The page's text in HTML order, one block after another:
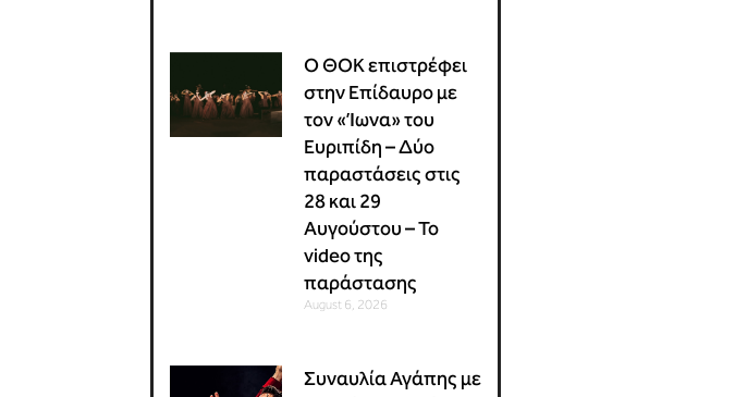
Ο ΘΟΚ επιστρέφει
στην Επίδαυρο με
τον «Ίωνα» του
Ευριπίδη – Δύο
παραστάσεις στις
28 και 29
Αυγούστου – Το
video της
παράστασης
August 6, 2026
Συναυλία Αγάπης με